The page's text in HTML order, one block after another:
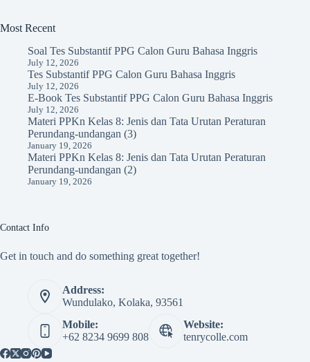
Most Recent
Soal Tes Substantif PPG Calon Guru Bahasa Inggris
July 12, 2026
Tes Substantif PPG Calon Guru Bahasa Inggris
July 12, 2026
E-Book Tes Substantif PPG Calon Guru Bahasa Inggris
July 12, 2026
Materi PPKn Kelas 8: Jenis dan Tata Urutan Peraturan
Perundang-undangan (3)
January 19, 2026
Materi PPKn Kelas 8: Jenis dan Tata Urutan Peraturan
Perundang-undangan (2)
January 19, 2026
Contact Info
Get in touch and do something great together!
Address:
Wundulako, Kolaka, 93561
Mobile:
+62 8234 9699 808
Website:
tenrycolle.com